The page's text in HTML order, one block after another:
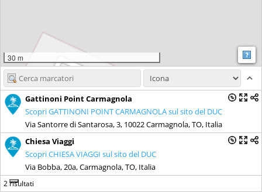
30 m
Gattinoni Point Carmagnola
Scopri GATTINONI POINT CARMAGNOLA sul sito del DUC
Via Santorre di Santarosa, 3, 10022 Carmagnola, TO, Italia
Chiesa Viaggi
Scopri CHIESA VIAGGI sul sito del DUC
Via Bobba, 20a, Carmagnola, TO, Italia
2 risultati